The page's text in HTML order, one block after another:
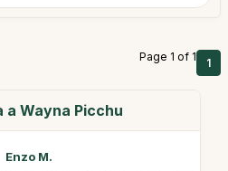
Page 1 of 1 1
Wayna Picchu
Enzo M.